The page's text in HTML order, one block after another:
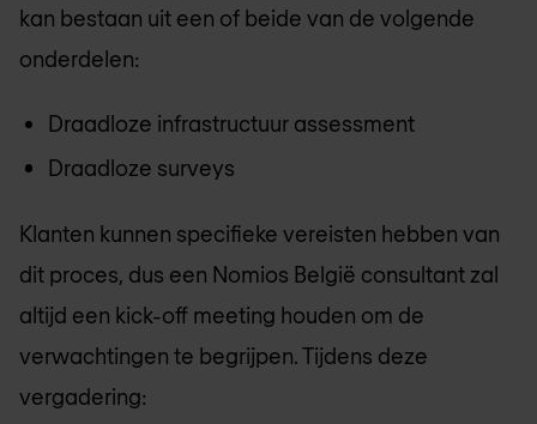
kan bestaan uit een of beide van de volgende
onderdelen:
Draadloze infrastructuur assessment
Draadloze surveys
Klanten kunnen specifieke vereisten hebben van
dit proces, dus een Nomios België consultant zal
altijd een kick-off meeting houden om de
verwachtingen te begrijpen. Tijdens deze
vergadering: